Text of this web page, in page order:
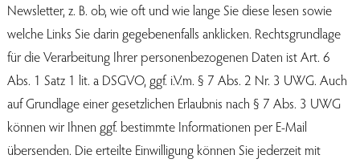
Newsletter, z. B. ob, wie oft und wie lange Sie diese lesen sowie
welche Links Sie darin gegebenenfalls anklicken. Rechtsgrundlage
für die Verarbeitung Ihrer personenbezogenen Daten ist Art. 6
Abs. 1 Satz 1 lit. a DSGVO, ggf. i.V.m. § 7 Abs. 2 Nr. 3 UWG. Auch
auf Grundlage einer gesetzlichen Erlaubnis nach § 7 Abs. 3 UWG
können wir Ihnen ggf. bestimmte Informationen per E-Mail
übersenden. Die erteilte Einwilligung können Sie jederzeit mit